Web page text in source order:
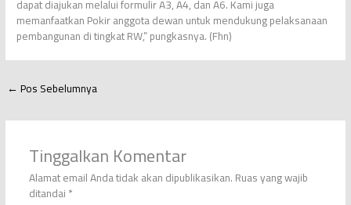
dapat diajukan melalui formulir A3, A4, dan A6. Kami juga
memanfaatkan Pokir anggota dewan untuk mendukung pelaksanaan
pembangunan di tingkat RW,” pungkasnya. (Fhn)
←Pos Sebelumnya
Tinggalkan Komentar
Alamat email Anda tidak akan dipublikasikan.Ruas yang wajib
ditandai*